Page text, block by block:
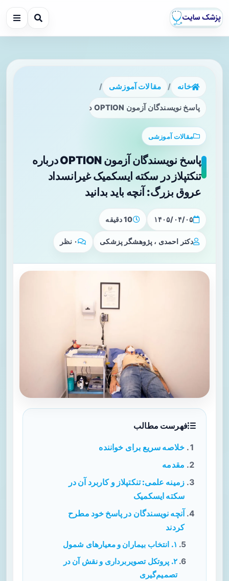
خانه / مقالات آموزشی /
پاسخ نویسندگان آزمون OPTION درباره تنکتپلاز در سکته ایسکمیک غیرانسداد عروق بزرگ: آنچه باید بدانید
مقالات آموزشی
پاسخ نویسندگان آزمون OPTION درباره
تنکتپلاز در سکته ایسکمیک غیرانسداد
عروق بزرگ: آنچه باید بدانید
۱۴۰۵/۰۴/۰۵ 10 دقیقه
دکتر احمدی ، پژوهشگر پزشکی ۰ نظر
فهرست مطالب
خلاصه سریع برای خواننده
مقدمه
زمینه علمی: تنکتپلاز و کاربرد آن در
سکته ایسکمیک
آنچه نویسندگان در پاسخ خود مطرح
کردند
۱. انتخاب بیماران و معیارهای شمول
۲. پروتکل تصویربرداری و نقش آن در
تصمیم‌گیری